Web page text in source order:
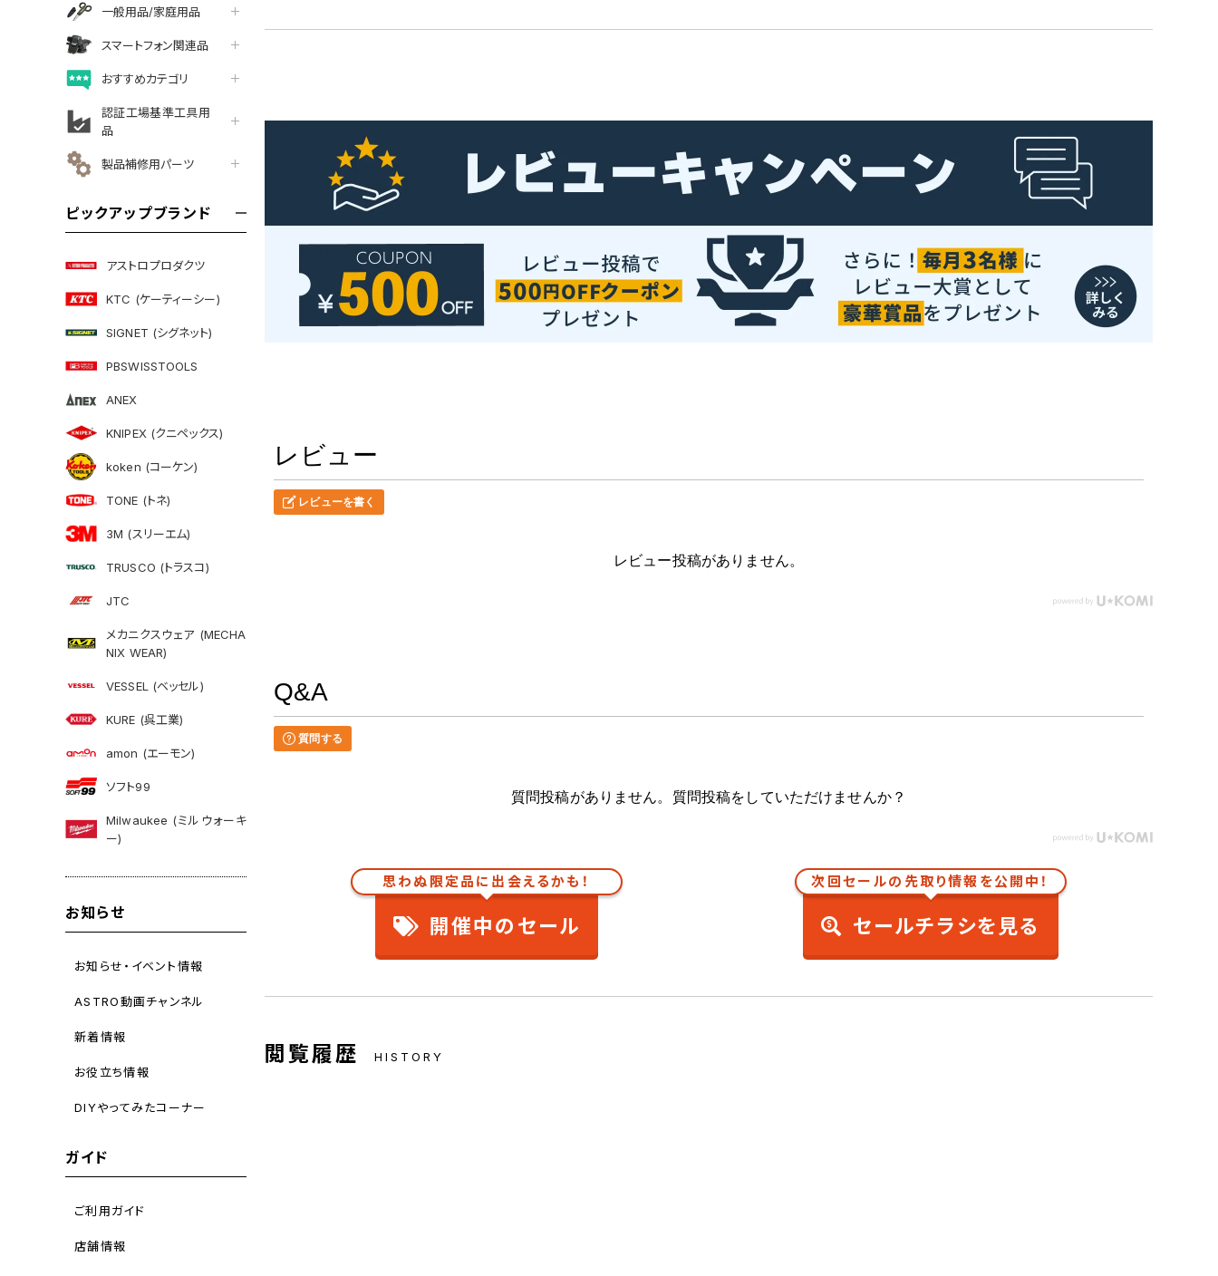
一般用品/家庭用品
スマートフォン関連品
おすすめカテゴリ
認証工場基準工具用
品
製品補修用パーツ
ピックアップブランド
アストロプロダクツ
KTC (ケーティーシー)
SIGNET (シグネット)
PBSWISSTOOLS
ANEX
KNIPEX (クニペックス)
koken (コーケン)
TONE (トネ)
3M (スリーエム)
TRUSCO (トラスコ)
JTC
メカニクスウェア (MECHA
NIX WEAR)
VESSEL (ベッセル)
KURE (呉工業)
amon (エーモン)
ソフト99
Milwaukee (ミルウォーキ
ー)
お知らせ
お知らせ・イベント情報
ASTRO動画チャンネル
新着情報
お役立ち情報
DIYやってみたコーナー
ガイド
ご利用ガイド
店舗情報
レビュー
レビューを書く
レビュー投稿がありません。
Q&A
質問する
質問投稿がありません。質問投稿をしていただけませんか？
思わぬ限定品に出会えるかも！
開催中のセール
次回セールの先取り情報を公開中！
セールチラシを見る
閲覧履歴 HISTORY